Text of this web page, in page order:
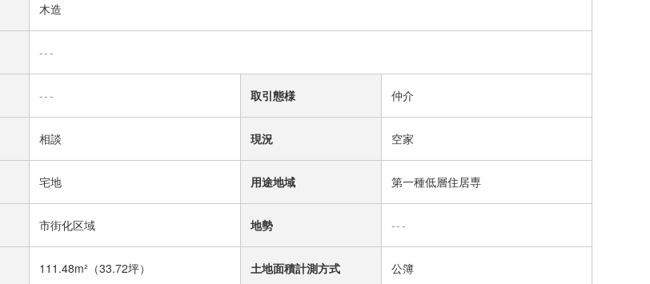
木造
---
--- 取引態様 仲介
相談 現況 空家
宅地 用途地域 第一種低層住居専
市街化区域 地勢 ---
111.48m² （33.72坪） 土地面積計測方式 公簿